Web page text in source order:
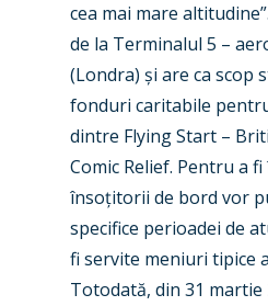
cea mai mare
de la Terminalul 5 –
(Londra) și are ca scop
fonduri caritabile
dintre Flying Start –
Comic Relief. Pentru a
însoțitorii de bord vor
specifice perioadei de
fi servite meniuri tipice
Totodată, din 31 martie